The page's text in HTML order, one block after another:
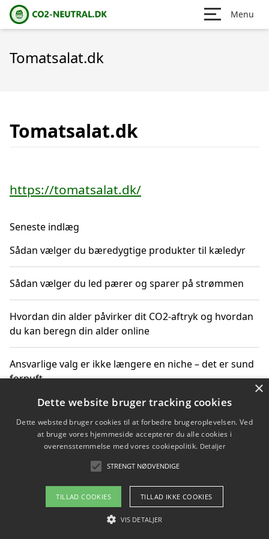
Menu
Tomatsalat.dk
Tomatsalat.dk
https://tomatsalat.dk/
Seneste indlæg
Sådan vælger du bæredygtige produkter til kæledyr
Sådan vælger du led pærer og sparer på strømmen
Hvordan din alder påvirker dit CO2-aftryk og hvordan
du kan beregn din alder online
Ansvarlige valg er ikke længere en niche – det er sund
fornuft
Sådan kan du handle bæredygtigt og bestil med
faktura
Om / kontakt
Blog Betingelser
×
Dette website bruger tracking cookies
Dette websted bruger cookies til at forbedre brugeroplevelsen. Ved
at bruge vores hjemmeside accepterer du alle cookies i
overensstemmelse med vores cookiepolitik. Detaljer
STRENGT NØDVENDIGE
TILLAD COOKIES TILLAD IKKE COOKIES
VIS DETALJER